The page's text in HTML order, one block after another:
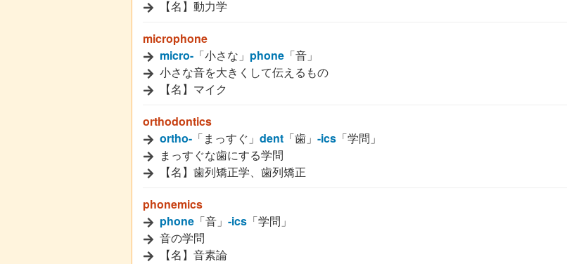
【名】動力学
microphone
micro- 「小さな」 phone 「音」
小さな音を大きくして伝えるもの
【名】マイク
orthodontics
ortho- 「まっすぐ」 dent 「歯」 -ics 「学問」
まっすぐな歯にする学問
【名】歯列矯正学、歯列矯正
phonemics
phone 「音」 -ics 「学問」
音の学問
【名】音素論